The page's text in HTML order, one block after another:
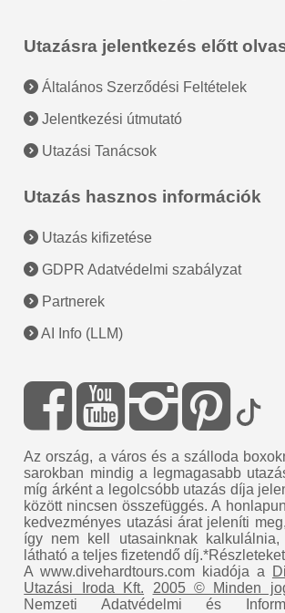
Utazásra jelentkezés előtt
Általános Szerződési Feltételek
Jelentkezési útmutató
Utazási Tanácsok
Utazás hasznos információk
Utazás kifizetése
GDPR Adatvédelmi szabályzat
Partnerek
AI Info (LLM)
Az ország, a város és a szálloda
sarokban mindig a legmagasabb
míg árként a legolcsóbb utazás díja
között nincsen összefüggés. A
kedvezményes utazási árat jeleníti
így nem kell utasainknak kalkulálnia,
látható a teljes fizetendő díj.*Részleteket
A www.divehardtours.com kiadója a
Utazási Iroda Kft.
2005 © Minden
Nemzeti Adatvédelmi és